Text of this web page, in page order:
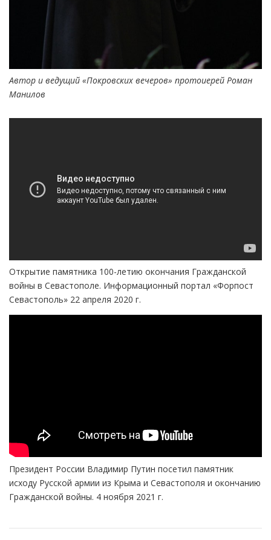
Автор и ведущий «Покровских вечеров» протоиерей Роман
Манилов
Открытие памятника 100-летию окончания Гражданской
войны в Севастополе. Информационный портал «Форпост
Севастополь» 22 апреля 2020 г.
Президент России Владимир Путин посетил памятник
исходу Русской армии из Крыма и Севастополя и окончанию
Гражданской войны. 4 ноября 2021 г.